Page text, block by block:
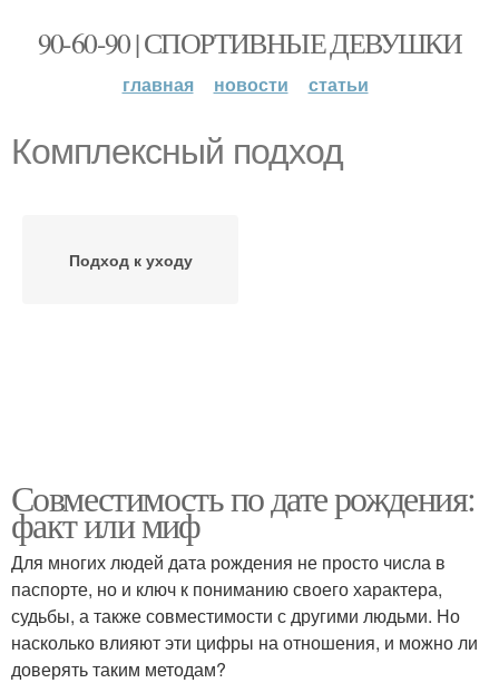
90-60-90 | СПОРТИВНЫЕ ДЕВУШКИ
главная новости статьи
Комплексный подход
Подход к уходу
Совместимость по дате рождения:
факт или миф
Для многих людей дата рождения не просто числа в
паспорте, но и ключ к пониманию своего характера,
судьбы, а также совместимости с другими людьми. Но
насколько влияют эти цифры на отношения, и можно ли
доверять таким методам?